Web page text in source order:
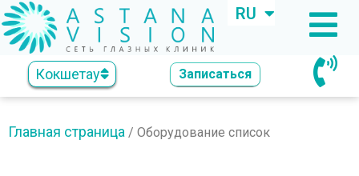
RU
KZ
Кокшетау Записаться
Главная страница / Оборудование список